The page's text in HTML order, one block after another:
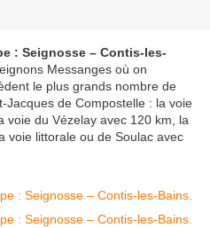
: Seignosse – Contis-les-
Messanges où on
le plus grands nombre de
Jacques de Compostelle : la voie
voie du Vézelay avec 120 km, la
voie littorale ou de Soulac avec